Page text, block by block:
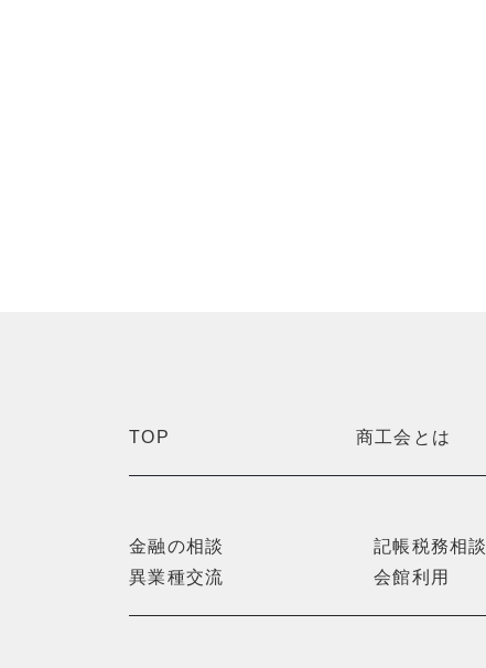
TOP 商工会とは
金融の相談 記帳税務相談
異業種交流
会館利用